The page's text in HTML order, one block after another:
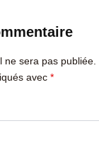
ne sera pas publiée.
avec *